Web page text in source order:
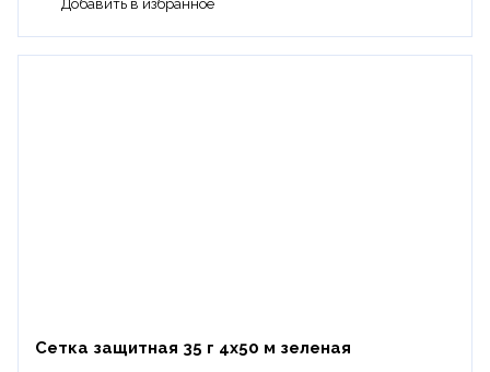
Сетка защитная 35 г 4х50 м зеленая